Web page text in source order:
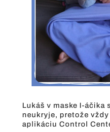
Lukáš v maske I-áčika
neukryje, pretože
aplikáciu Control